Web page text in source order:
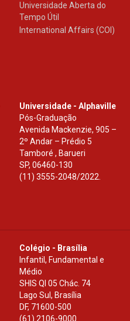
Universidade Aberta do
Tempo Útil
International Affairs (COI)
Universidade - Alphaville
Pós-Graduação
Avenida Mackenzie, 905 –
2º Andar – Prédio 5
Tamboré , Barueri
SP, 06460-130
(11) 3555-2048/2022.
Colégio - Brasília
Infantil, Fundamental e
Médio
SHIS Ql 05 Chác. 74
Lago Sul, Brasília
DF, 71600-500
(61) 2106-9000